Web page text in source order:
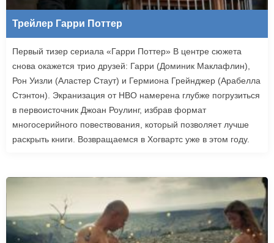
Трейлер Гарри Поттер
Первый тизер сериала «Гарри Поттер» В центре сюжета
снова окажется трио друзей: Гарри (Доминик Маклафлин),
Рон Уизли (Аластер Стаут) и Гермиона Грейнджер (Арабелла
Стэнтон). Экранизация от HBO намерена глубже погрузиться
в первоисточник Джоан Роулинг, избрав формат
многосерийного повествования, который позволяет лучше
раскрыть книги. Возвращаемся в Хогвартс уже в этом году.